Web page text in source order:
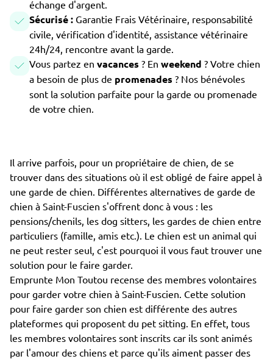
échange d'argent.
Sécurisé : Garantie Frais Vétérinaire, responsabilité
civile, vérification d'identité, assistance vétérinaire
24h/24, rencontre avant la garde.
Vous partez en vacances ? En weekend ? Votre chien
a besoin de plus de promenades ? Nos bénévoles
sont la solution parfaite pour la garde ou promenade
de votre chien.
Il arrive parfois, pour un propriétaire de chien, de se
trouver dans des situations où il est obligé de faire appel à
une garde de chien. Différentes alternatives de garde de
chien à Saint-Fuscien s'offrent donc à vous : les
pensions/chenils, les dog sitters, les gardes de chien entre
particuliers (famille, amis etc.). Le chien est un animal qui
ne peut rester seul, c'est pourquoi il vous faut trouver une
solution pour le faire garder.
Emprunte Mon Toutou recense des membres volontaires
pour garder votre chien à Saint-Fuscien. Cette solution
pour faire garder son chien est différente des autres
plateformes qui proposent du pet sitting. En effet, tous
les membres volontaires sont inscrits car ils sont animés
par l'amour des chiens et parce qu'ils aiment passer des